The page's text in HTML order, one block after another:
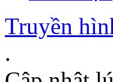
Truyền
.